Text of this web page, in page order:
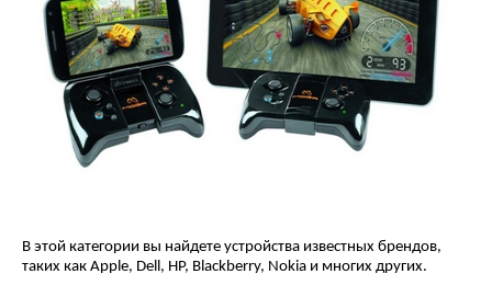
В этой категории вы найдете устройства известных брендов,
таких как Apple, Dell, HP, Blackberry, Nokia и многих других.